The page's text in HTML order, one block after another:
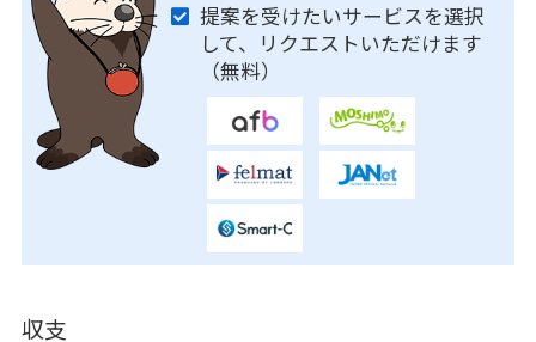
提案を受けたいサービスを選択
して、リクエストいただけます
（無料）
収支